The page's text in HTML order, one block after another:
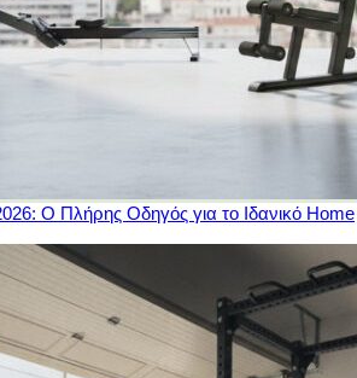
Ο Πλήρης Οδηγός για το Ιδανικό Home